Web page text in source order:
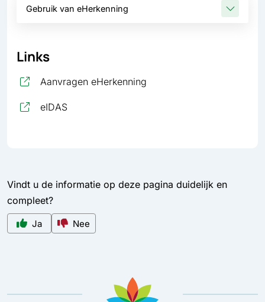
Gebruik van eHerkenning
Links
Aanvragen eHerkenning
eIDAS
Vindt u de informatie op deze pagina duidelijk en
compleet?
Ja Nee